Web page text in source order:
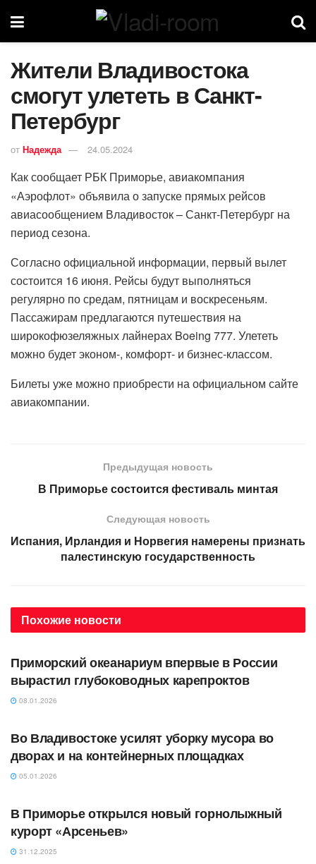
Жители Владивостока
смогут улететь в Санкт-
Петербург
от Надежда 24.05.2024
Как сообщает РБК Приморье, авиакомпания
«Аэрофлот» объявила о запуске прямых рейсов
авиасообщением Владивосток – Санкт-Петербург на
период сезона.
Согласно официальной информации, первый вылет
состоится 16 июня. Рейсы будут выполняться
регулярно по средам, пятницам и воскресеньям.
Пассажирам предлагаются путешествия на
широкофюзеляжных лайнерах Boeing 777. Улететь
можно будет эконом-, комфорт- и бизнес-классом.
Билеты уже можно приобрести на официальном сайте
авиакомпании.
Предыдущая новость
В Приморье состоится фестиваль минтая
Следующая новость
Испания, Ирландия и Норвегия намерены признать
палестинскую государственность
Похожие новости
АВТОРСКОЕ
Приморский океанариум впервые в России
вырастил глубоководных карепроктов
08.01.2026
Во Владивостоке усилят уборку мусора во
дворах и на контейнерных площадках
05.01.2026
В Приморье открылся новый горнолыжный
курорт «Арсеньев»
31.12.2025